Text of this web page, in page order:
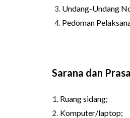
Undang-Undang
Pedoman
Sarana dan
Ruang sidang;
Komputer/laptop;